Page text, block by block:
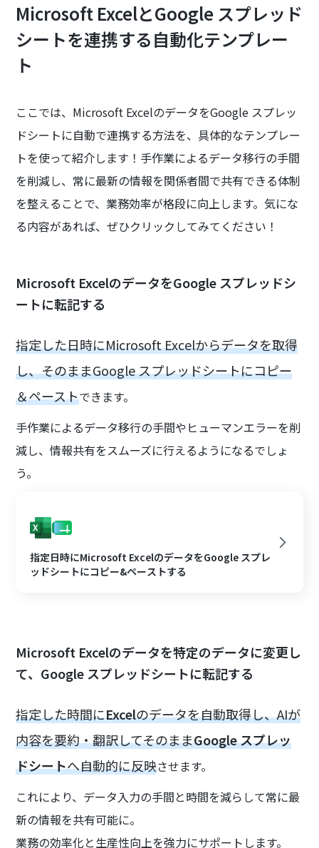
Microsoft ExcelとGoogle スプレッド
シートを連携する自動化テンプレー
ト
ここでは、Microsoft ExcelのデータをGoogle スプレッ
ドシートに自動で連携する方法を、具体的なテンプレー
トを使って紹介します！手作業によるデータ移行の手間
を削減し、常に最新の情報を関係者間で共有できる体制
を整えることで、業務効率が格段に向上します。気にな
る内容があれば、ぜひクリックしてみてください！
Microsoft ExcelのデータをGoogle スプレッドシ
ートに転記する
指定した日時にMicrosoft Excelからデータを取得
し、そのままGoogle スプレッドシートにコピー
＆ペーストできます。
手作業によるデータ移行の手間やヒューマンエラーを削
減し、情報共有をスムーズに行えるようになるでしょ
う。
指定日時にMicrosoft ExcelのデータをGoogle スプレ
ッドシートにコピー&ペーストする
Microsoft Excelのデータを特定のデータに変更し
て、Google スプレッドシートに転記する
指定した時間にExcelのデータを自動取得し、AIが
内容を要約・翻訳してそのままGoogle スプレッ
ドシートへ自動的に反映させます。
これにより、データ入力の手間と時間を減らして常に最
新の情報を共有可能に。
業務の効率化と生産性向上を強力にサポートします。